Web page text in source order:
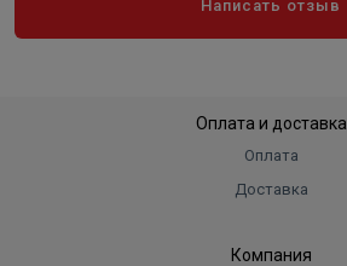
Написать отзыв
Оплата и доставка
Оплата
Доставка
Компания